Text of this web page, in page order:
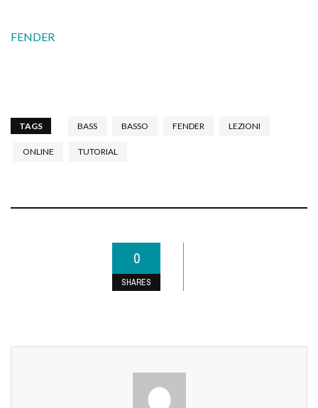
FENDER
TAGS BASS BASSO FENDER LEZIONI
ONLINE TUTORIAL
0
SHARES